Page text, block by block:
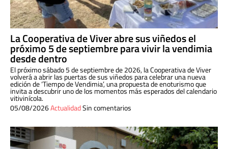
La Cooperativa de Viver abre sus viñedos el
próximo 5 de septiembre para vivir la vendimia
desde dentro
El próximo sábado 5 de septiembre de 2026, la Cooperativa de Viver
volverá a abrir las puertas de sus viñedos para celebrar una nueva
edición de ‘Tiempo de Vendimia’, una propuesta de enoturismo que
invita a descubrir uno de los momentos más esperados del calendario
vitivinícola.
05/08/2026ActualidadSin comentarios